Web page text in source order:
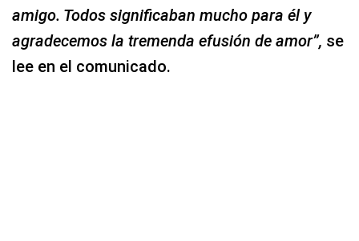
amigo. Todos significaban mucho para él y
agradecemos la tremenda efusión de amor”, se
lee en el comunicado.